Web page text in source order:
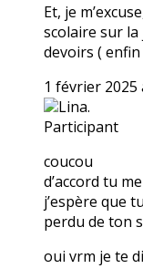
Et, je
scolaire sur
devoirs (
1 février 2025
Lina.
Participant
coucou
d’accord tu
j’espère que
perdu de ton
oui vrm je te